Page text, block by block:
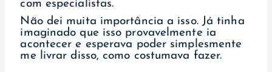
com especialistas.
Não dei muita importância a isso. Já tinha
imaginado que isso provavelmente ia
acontecer e esperava poder simplesmente
me livrar disso, como costumava fazer.